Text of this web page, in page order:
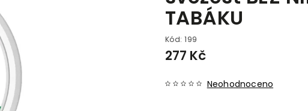
TABÁKU
Kód: 199
277 Kč
Neohodnoceno